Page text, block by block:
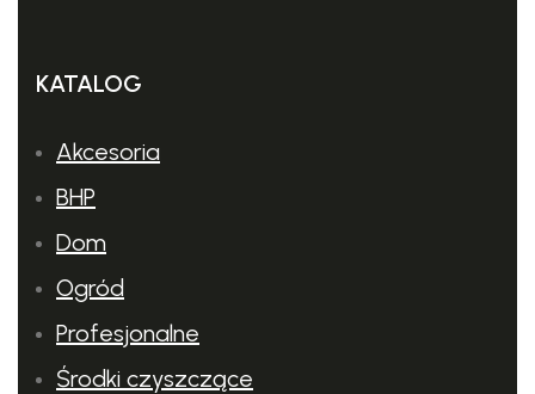
KATALOG
Akcesoria
BHP
Dom
Ogród
Profesjonalne
Środki czyszczące